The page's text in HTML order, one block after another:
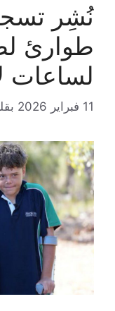
نُشِر
طوارئ
لساعات
11 فبراير 2026